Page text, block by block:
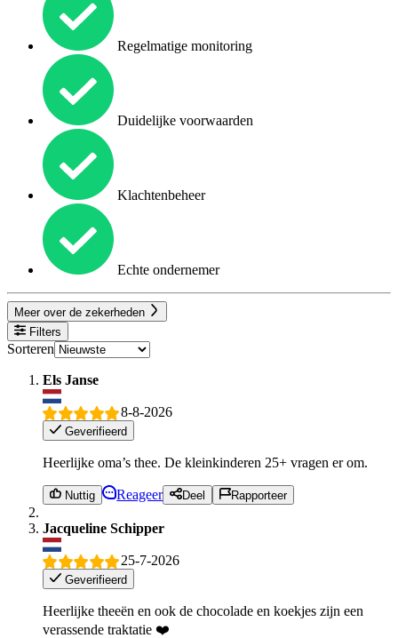
Regelmatige monitoring
Duidelijke voorwaarden
Klachtenbeheer
Echte ondernemer
Meer over de zekerheden
Filters
Sorteren
Els Janse
8-8-2026
Geverifieerd
Heerlijke oma’s thee. De kleinkinderen 25+ vragen er om.
Nuttig Reageer Deel Rapporteer
Jacqueline Schipper
25-7-2026
Geverifieerd
Heerlijke theeën en ook de chocolade en koekjes zijn een
verassende traktatie ❤️